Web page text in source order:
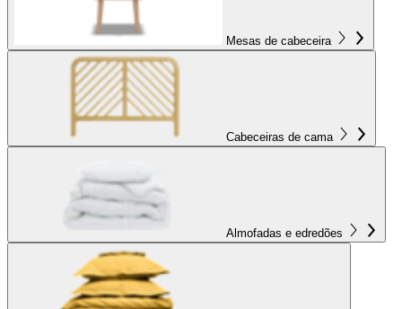
Mesas de cabeceira
Cabeceiras de cama
Almofadas e edredões